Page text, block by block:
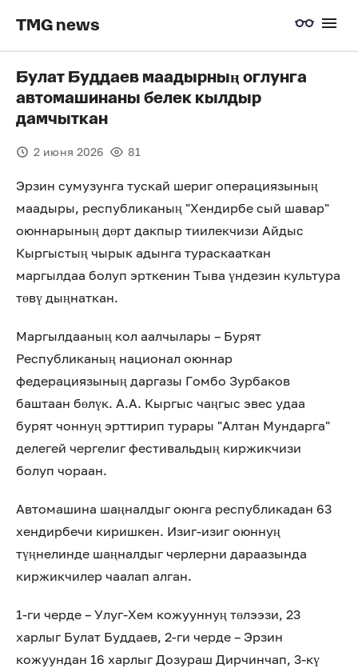
TMG news
Булат Буддаев маадырның оглунга
автомашинаны белек кылдыр
дамчыткан
2 июня 2026 81
Эрзин сумузунга тускай шериг операциязының
маадыры, республиканың "Хендирбе сый шавар"
оюннарының дөрт дакпыр тиилекчизи Айдыс
Кыргыстың чырык адынга тураскааткан
маргылдаа болуп эрткенин Тыва үндезин культура
төвү дыңнаткан.
Маргылдааның кол аалчылары – Бурят
Республиканың национал оюннар
федерациязының даргазы Гомбо Зурбаков
баштаан бөлүк. А.А. Кыргыс чаңгыс эвес удаа
бурят чоннуң эрттирип турары "Алтан Мундарга"
делегей чергелиг фестивальдың киржикчизи
болуп чораан.
Автомашина шаңналдыг оюнга республикадан 63
хендирбечи киришкен. Изиг-изиг оюннуң
түңнелинде шаңналдыг черлерни дараазында
киржикчилер чаалап алган.
1-ги черде – Улуг-Хем кожууннуң төлээзи, 23
харлыг Булат Буддаев, 2-ги черде – Эрзин
кожуундан 16 харлыг Дозураш Дирчинчап, 3-кү